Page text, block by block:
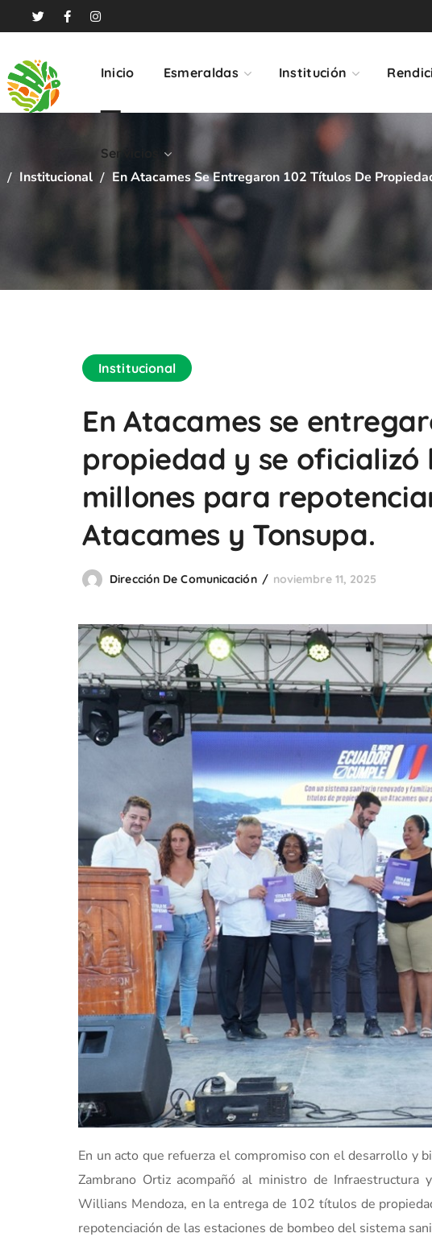
Inicio Esmeraldas Institución
Servicios
Institucional En Atacames Se Entregaron 102 Títulos De
Institucional
En Atacames se
propiedad y se oficializó
millones para
Atacames y Tonsupa.
Dirección De Comunicación noviembre 11, 2025
En un acto que refuerza el compromiso con el desarrollo y
Zambrano Ortiz acompañó al ministro de
Willians Mendoza, en la entrega de 102 títulos de
repotenciación de las estaciones de bombeo del sistema